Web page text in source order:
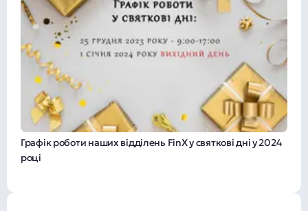
Графік роботи наших відділень FinX у святкові дні у 2024
році